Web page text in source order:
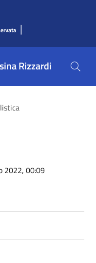
|
Rizzardi
2022, 00:09